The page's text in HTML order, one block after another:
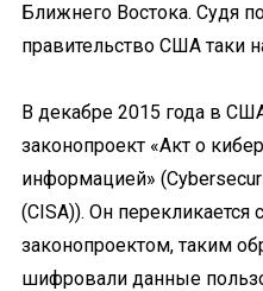
Ближнего Востока. Судя
правительство США таки
В декабре 2015 года в
законопроект «Акт о
информацией»
(CISA)). Он перекликается
законопроектом, таким
шифровали данные